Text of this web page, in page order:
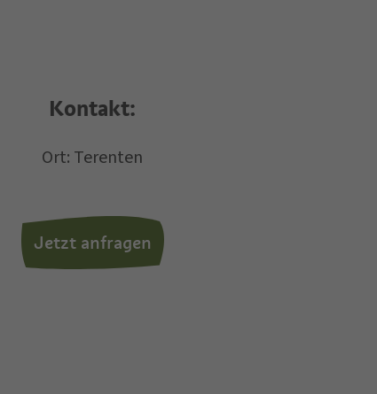
Kontakt:
Ort: Terenten
Jetzt anfragen